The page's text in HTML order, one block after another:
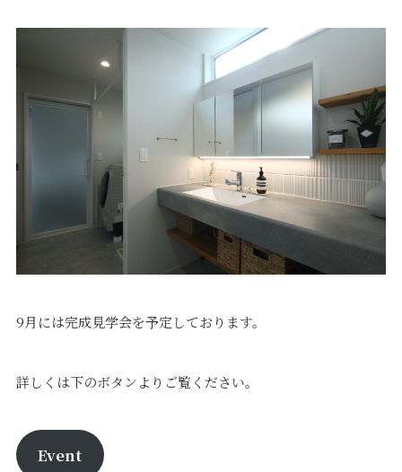
9月には完成見学会を予定しております。
詳しくは下のボタンよりご覧ください。
Event